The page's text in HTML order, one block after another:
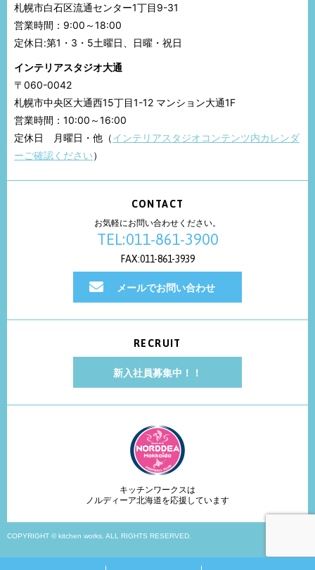
札幌市白石区流通センター1丁目9-31
営業時間：9:00～18:00
定休日:第1・3・5土曜日、日曜・祝日
インテリアスタジオ大通
〒060-0042
札幌市中央区大通西15丁目1-12 マンション大通1F
営業時間：10:00～16:00
定休日 月曜日・他（インテリアスタジオコンテンツ内カレンダ
ーご確認ください）
CONTACT
お気軽にお問い合わせください。
TEL:011-861-3900
FAX:011-861-3939
メールでお問い合わせ
RECRUIT
新入社員募集中！！
キッチンワークスは
ノルディーア北海道を応援しています
COPYRIGHT © kitchen works. ALL RIGHTS RESERVED.